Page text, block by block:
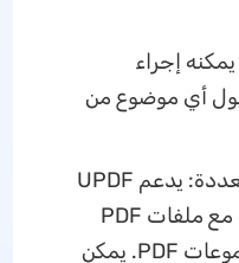
يمكنه إجراء
حول أي موضوع من
الدردشة مع ملفات PDF متعددة: يدعم UPDF
AI عبر الإنترنت الآن الدردشة مع ملفات PDF
متعددة من خلال إنشاء مجموعات PDF. يمكن